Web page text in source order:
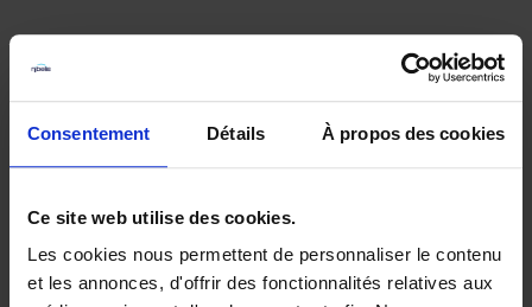
Consentement Détails À propos des cookies
Ce site web utilise des cookies.
Les cookies nous permettent de personnaliser le contenu
et les annonces, d'offrir des fonctionnalités relatives aux
« 1 jeune, 1 solution » : les démarches à
effectuer
L’employeur doit transmettre les
financière.
L’OPCO dépose les contrats auprès
des services du ministère en charge de